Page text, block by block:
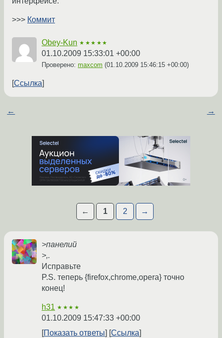
>>> Коммит
Obey-Kun ★★★★★
01.10.2009 15:33:01 +00:00
Проверено: maxcom (01.10.2009 15:46:15 +00:00)
Ссылка
← →
← 1 2 →
>панелий
>,.
Исправьте
P.S. теперь {firefox,chrome,opera} точно
конец!
h31 ★★★★
01.10.2009 15:47:33 +00:00
Показать ответы
Ссылка